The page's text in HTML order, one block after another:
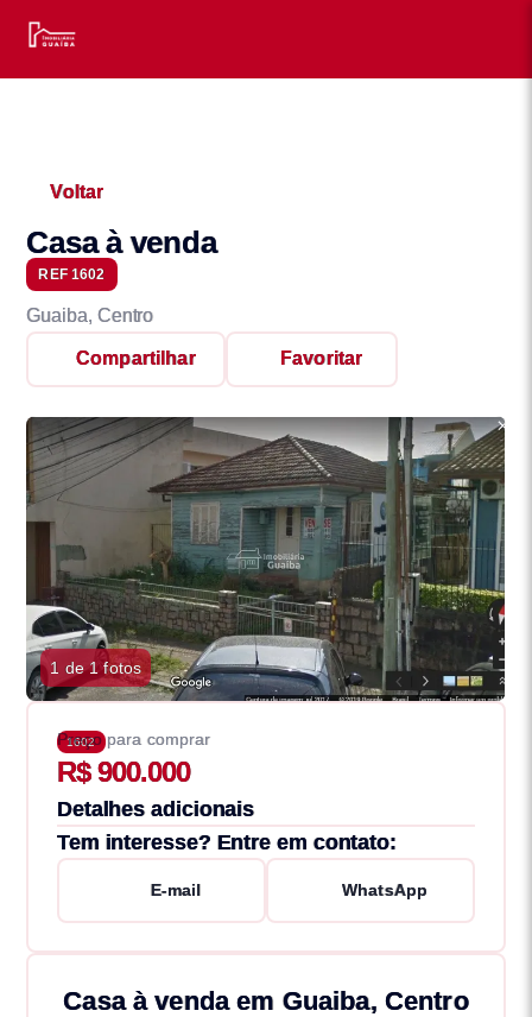
Voltar
Casa à venda
REF 1602
Guaiba, Centro
Compartilhar Favoritar
1 de 1 fotos
1602
Preço para comprar
R$ 900.000
Detalhes adicionais
Tem interesse? Entre em contato:
E-mail WhatsApp
Casa à venda em Guaiba, Centro